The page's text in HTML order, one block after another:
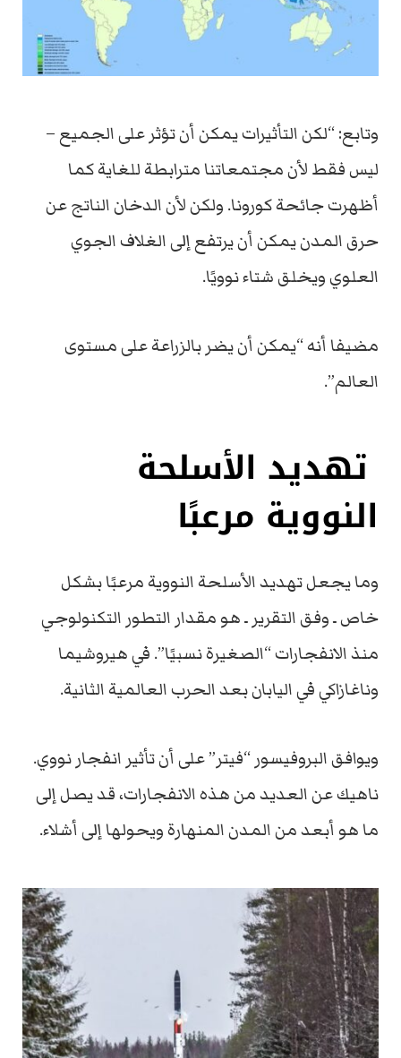
وتابع: “لكن التأثيرات يمكن أن تؤثر على الجميع –
ليس فقط لأن مجتمعاتنا مترابطة للغاية كما
أظهرت جائحة كورونا. ولكن لأن الدخان الناتج عن
حرق المدن يمكن أن يرتفع إلى الغلاف الجوي
العلوي ويخلق شتاء نوويًا.
مضيفا أنه “يمكن أن يضر بالزراعة على مستوى
العالم”.
تهديد الأسلحة
النووية مرعبًا
وما يجعل تهديد الأسلحة النووية مرعبًا بشكل
خاص ـ وفق التقرير ـ هو مقدار التطور التكنولوجي
منذ الانفجارات “الصغيرة نسبيًا”. في هيروشيما
وناغازاكي في اليابان بعد الحرب العالمية الثانية.
ويوافق البروفيسور “فيتر” على أن تأثير انفجار نووي.
ناهيك عن العديد من هذه الانفجارات، قد يصل إلى
ما هو أبعد من المدن المنهارة ويحولها إلى أشلاء.